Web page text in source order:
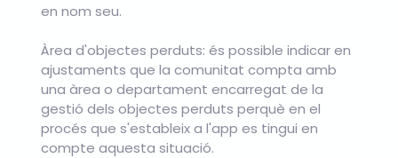
en nom seu.
Àrea d'objectes perduts: és possible indicar en
ajustaments que la comunitat compta amb
una àrea o departament encarregat de la
gestió dels objectes perduts perquè en el
procés que s'estableix a l'app es tingui en
compte aquesta situació.